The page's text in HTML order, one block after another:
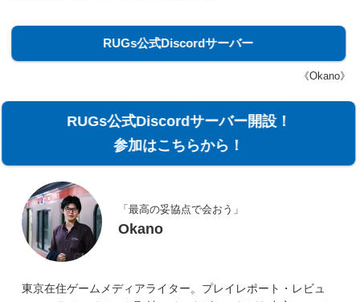
RUGs公式Discordサーバー
《Okano》
RUGs公式Discordサーバー開設！
参加はこちらから！
「最高の妥協点で会おう」
Okano
東京在住ゲームメディアライター。プレイレポート・レビュ